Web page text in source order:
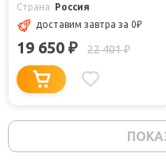
Страна
Россия
доставим завтра за 0₽
19 650 ₽ 22 401₽